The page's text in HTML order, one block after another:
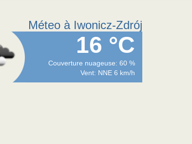
Méteo à Iwonicz-Zdrój
16 °C
Couverture nuageuse: 60 %
Vent: NNE 6 km/h